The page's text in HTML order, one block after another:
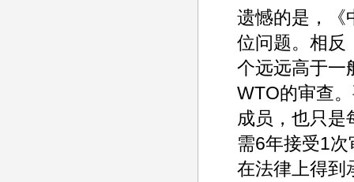
遗憾的是，《
位问题。相反
个远远高于一
WTO的审查
成员，也只是
需6年接受1
在法律上得到